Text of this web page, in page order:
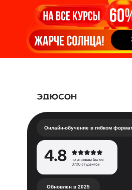
Онлайн-обучение в гибком
Обновлен в 2025